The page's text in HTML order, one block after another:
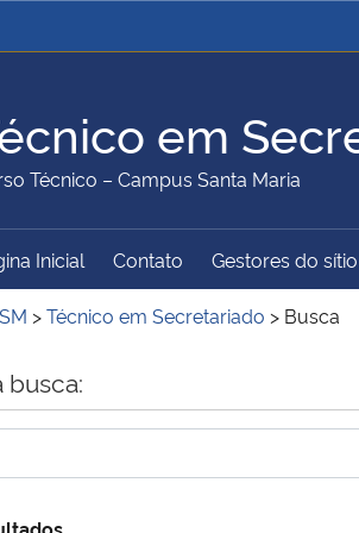
Ministério da Justiça e
Ministério da Educação
Ministério do Turismo
em
Técnico – Campus Santa Maria
do Sítio
Inicial Contato Gestores do sítio
>Técnico em Secretariado > Busca
busca: